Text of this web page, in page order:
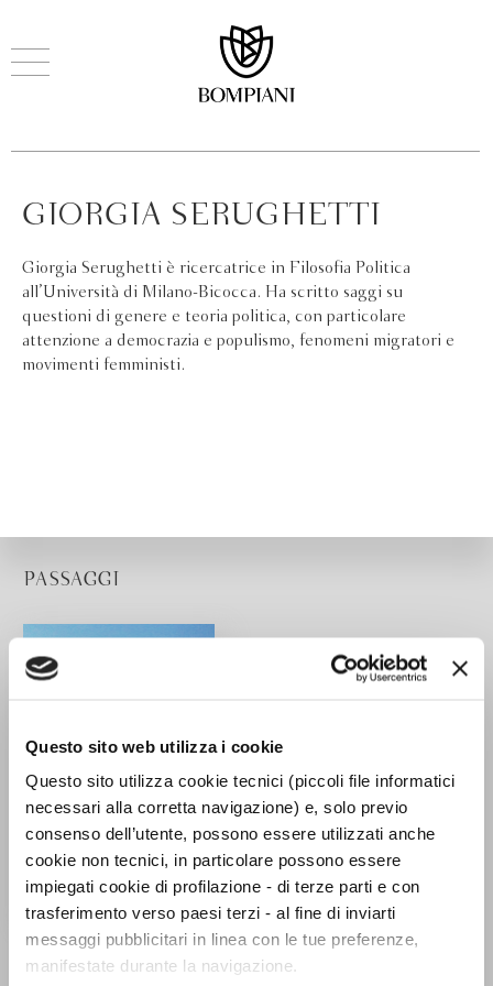
Questo sito web utilizza i cookie
Questo sito utilizza cookie tecnici (piccoli file informatici
necessari alla corretta navigazione) e, solo previo
consenso dell’utente, possono essere utilizzati anche
cookie non tecnici, in particolare possono essere
impiegati cookie di profilazione - di terze parti e con
trasferimento verso paesi terzi - al fine di inviarti
messaggi pubblicitari in linea con le tue preferenze,
manifestate durante la navigazione.
GIORGIA SERUGHETTI
Giorgia Serughetti è ricercatrice in Filosofia Politica
all’Università di Milano-Bicocca. Ha scritto saggi su
questioni di genere e teoria politica, con particolare
attenzione a democrazia e populismo, fenomeni migratori e
movimenti femministi.
PASSAGGI
L'Europa e la sua
ombra